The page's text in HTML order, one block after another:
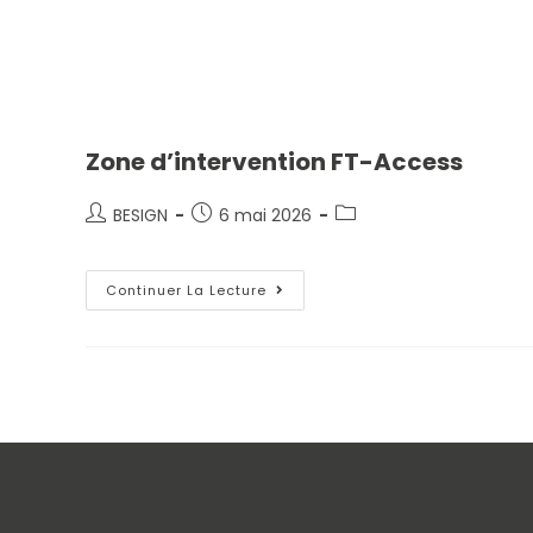
Zone d’intervention FT-Access
BESIGN 6 mai 2026
Continuer La Lecture